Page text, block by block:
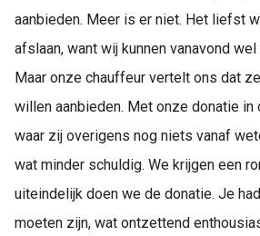
aanbieden. Meer is er niet. Het liefst
afslaan, want wij kunnen vanavond
Maar onze chauffeur vertelt ons dat
willen aanbieden. Met onze donatie in
waar zij overigens nog niets vanaf
wat minder schuldig. We krijgen een
uiteindelijk doen we de donatie. Je
moeten zijn, wat ontzettend